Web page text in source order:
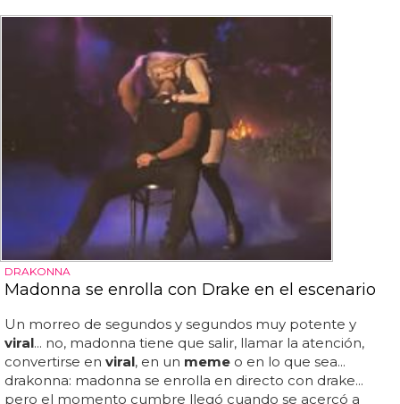
DRAKONNA
Madonna se enrolla con Drake en el escenario
Un morreo de segundos y segundos muy potente y
viral... no, madonna tiene que salir, llamar la atención,
convertirse en viral, en un meme o en lo que sea...
drakonna: madonna se enrolla en directo con drake...
pero el momento cumbre llegó cuando se acercó a